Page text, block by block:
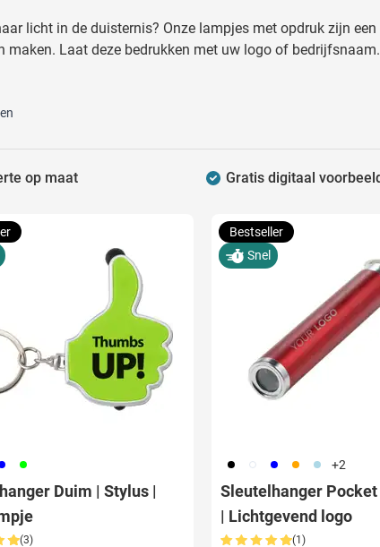
& Weggevers categorie
categorie
& Keuken categorie
& Veiligheid categorie
& Vrije tijd categorie
& Kids categorie
categorie
& thema's categorie
levering:
licht in de duisternis? Onze lampjes met opdruk zijn
maken. Laat deze bedrukken met uw logo of bedrijfsnaam.
op maat Gratis digitaal
019
Duim | Stylus |
(3)
001 002 005 007 018 +2
Sleutelhanger
| Lichtgevend logo
(1)
Bestseller
Snel